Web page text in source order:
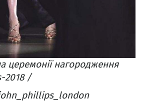
церемонії нагородження
2018 /